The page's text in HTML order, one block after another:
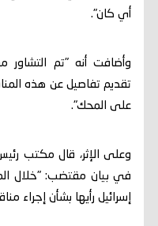
أي كان".
وأضافت أنه "تم التشاور
تقديم تفاصيل عن هذه
على المحك".
وعلى الإثر، قال مكتب رئيس
في بيان مقتضب: "خلال
إسرائيل رأيها بشأن